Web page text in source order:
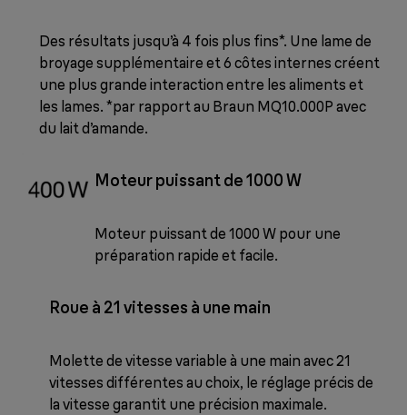
Des résultats jusqu’à 4 fois plus fins*. Une lame de
broyage supplémentaire et 6 côtes internes créent
une plus grande interaction entre les aliments et
les lames. *par rapport au Braun MQ10.000P avec
du lait d’amande.
Moteur puissant de 1000 W
Moteur puissant de 1000 W pour une
préparation rapide et facile.
Roue à 21 vitesses à une main
Molette de vitesse variable à une main avec 21
vitesses différentes au choix, le réglage précis de
la vitesse garantit une précision maximale.